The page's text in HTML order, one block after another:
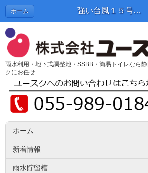
強い台風１５号、我が家にも・・・ | SSBB便り
ホーム
雨水利用・地下式調整池・SSBB・簡易トイレなら
クにお任せ
ホーム
新着情報
雨水貯留槽